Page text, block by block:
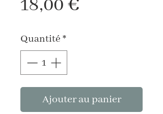
18,00 €
Quantité *
Ajouter au panier